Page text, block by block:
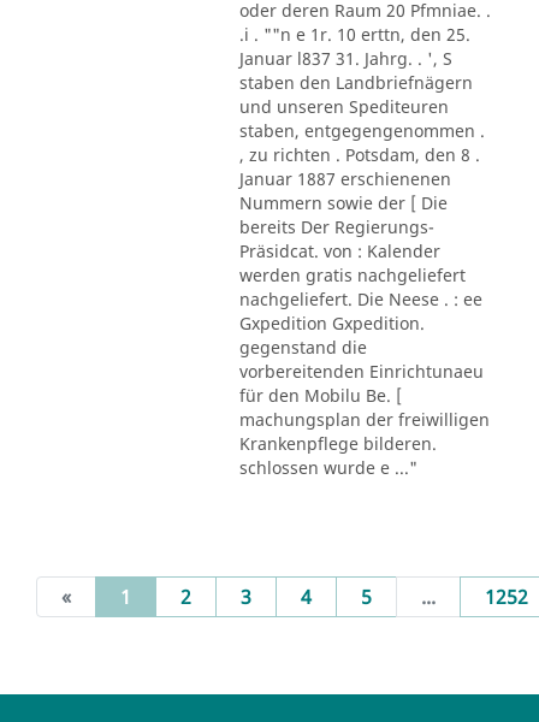
oder deren Raum 20 Pfmniae. .
.i . ""n e 1r. 10 erttn, den 25.
Januar l837 31. Jahrg. . ', S
staben den Landbriefnägern
und unseren Spediteuren
staben, entgegengenommen .
, zu richten . Potsdam, den 8 .
Januar 1887 erschienenen
Nummern sowie der [ Die
bereits Der Regierungs-
Präsidcat. von : Kalender
werden gratis nachgeliefert
nachgeliefert. Die Neese . : ee
Gxpedition Gxpedition.
gegenstand die
vorbereitenden Einrichtunaeu
für den Mobilu Be. [
machungsplan der freiwilligen
Krankenpflege bilderen.
schlossen wurde e ..."
« 1 (current)
2 3 4 5 ... 1252